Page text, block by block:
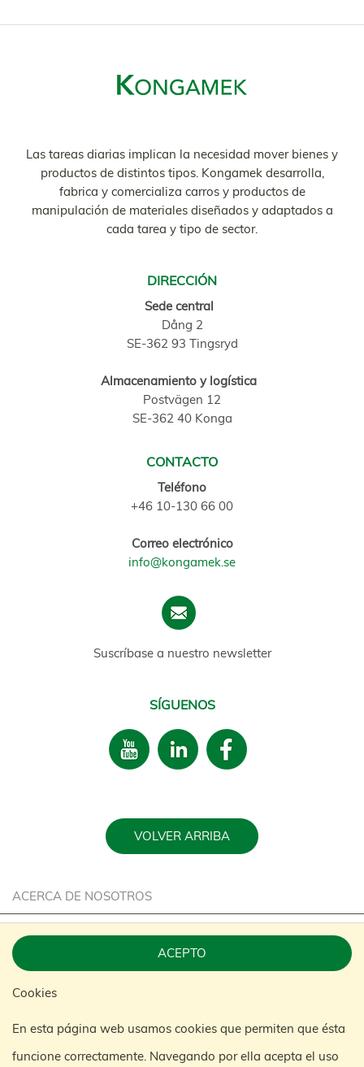
ACEPTO
Cookies
En esta página web usamos cookies que permiten que ésta
funcione correctamente. Navegando por ella acepta el uso
Las tareas diarias implican la necesidad mover bienes y
productos de distintos tipos. Kongamek desarrolla,
fabrica y comercializa carros y productos de
manipulación de materiales diseñados y adaptados a
cada tarea y tipo de sector.
DIRECCIÓN
Sede central
Dång 2
SE-362 93 Tingsryd
Almacenamiento y logística
Postvägen 12
SE-362 40 Konga
CONTACTO
Teléfono
+46 10-130 66 00
Correo electrónico
info@kongamek.se
Suscríbase a nuestro newsletter
SÍGUENOS
VOLVER ARRIBA
ACERCA DE NOSOTROS
CARRERA
SOSTENIBILIDAD
KONGAMEK GROUP